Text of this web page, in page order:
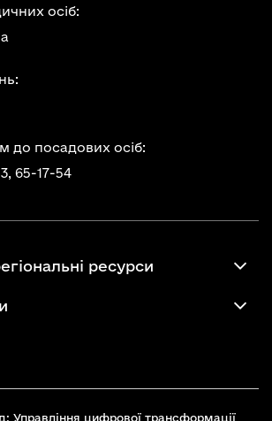
осіб:
до посадових осіб:
65-17-54
ресурси
Управління цифрової трансформації